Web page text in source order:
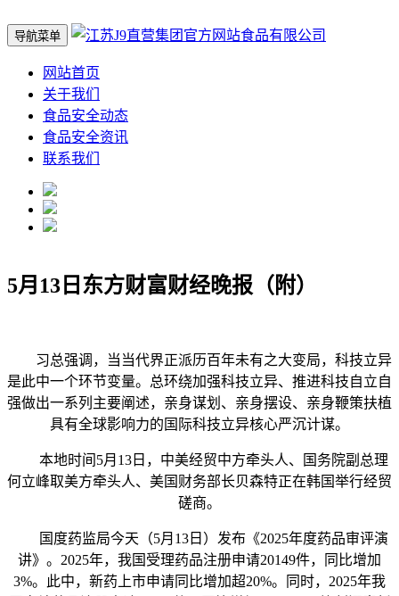
导航菜单
网站首页
关于我们
食品安全动态
食品安全资讯
联系我们
5月13日东方财富财经晚报（附）
习总强调，当当代界正派历百年未有之大变局，科技立异
是此中一个环节变量。总环绕加强科技立异、推进科技自立自
强做出一系列主要阐述，亲身谋划、亲身摆设、亲身鞭策扶植
具有全球影响力的国际科技立异核心严沉计谋。
本地时间5月13日，中美经贸中方牵头人、国务院副总理
何立峰取美方牵头人、美国财务部长贝森特正在韩国举行经贸
磋商。
国度药监局今天（5月13日）发布《2025年度药品审评演
讲》。2025年，我国受理药品注册申请20149件，同比增加
3%。此中，新药上市申请同比增加超20%。同时，2025年我